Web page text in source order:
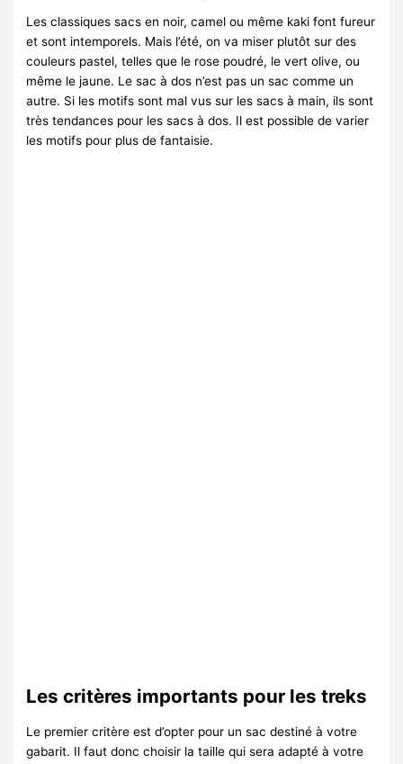
Les classiques sacs en noir, camel ou même kaki font fureur
et sont intemporels. Mais l’été, on va miser plutôt sur des
couleurs pastel, telles que le rose poudré, le vert olive, ou
même le jaune. Le sac à dos n’est pas un sac comme un
autre. Si les motifs sont mal vus sur les sacs à main, ils sont
très tendances pour les sacs à dos. Il est possible de varier
les motifs pour plus de fantaisie.
Les critères importants pour les treks
Le premier critère est d’opter pour un sac destiné à votre
gabarit. Il faut donc choisir la taille qui sera adapté à votre